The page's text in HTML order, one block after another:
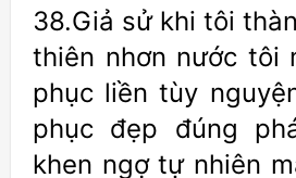
38.Giả sử khi tôi
thiên nhơn nước tôi
phục liền tùy
phục đẹp đúng
khen ngợ tự nhiên